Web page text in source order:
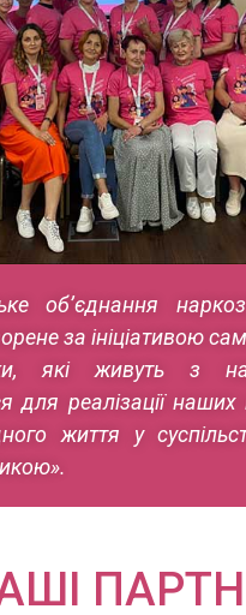
об’єднання
за ініціативою
які живуть з
для реалізації
життя у